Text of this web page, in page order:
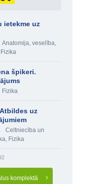
ietekme uz
Anatomija, veselība,
Fizika
špikeri.
Fizika
uz
Celtniecība un
, Fizika
komplektā